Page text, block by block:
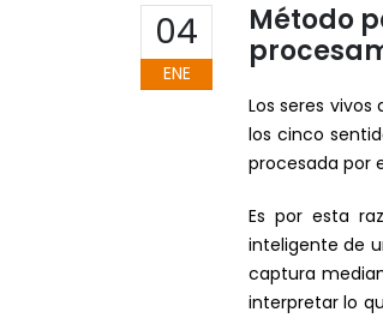
04
ENE
Método
Los seres
los cinco
procesada por
Es por esta
inteligente de
captura
interpretar lo